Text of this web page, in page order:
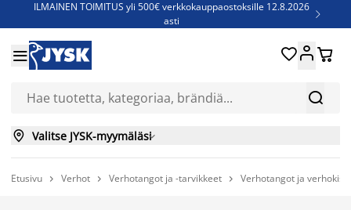
ILMAINEN TOIMITUS yli 500€ verkkokauppaostoksille 12.8.2026
asti

Jenkkisänkyjä - Säästä jopa 60%


 
 Valitse JYSK-myymäläsi
Etusivu  Verhot  Verhotangot ja -tarvikkeet  Verhotangot ja